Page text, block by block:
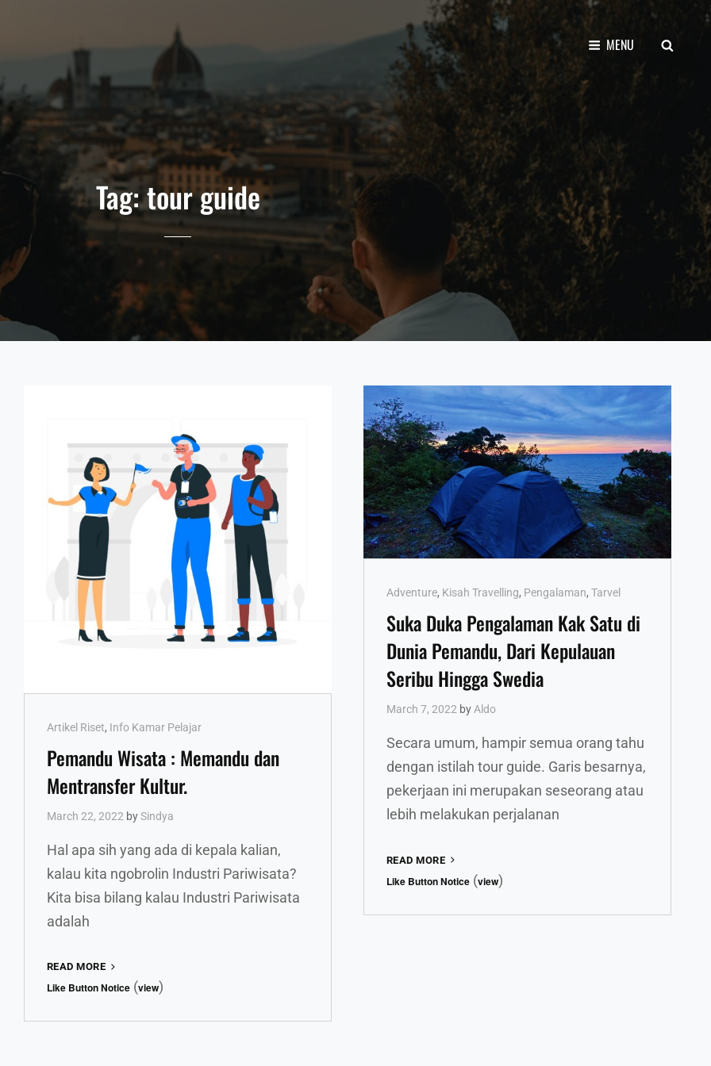
MENU
Tag:tour guide
Cat
Links
Artikel Riset, Info Kamar Pelajar
Pemandu Wisata : Memandu dan
Mentransfer Kultur.
March 22, 2022 bySindya
Hal apa sih yang ada di kepala kalian,
kalau kita ngobrolin Industri Pariwisata?
Kita bisa bilang kalau Industri Pariwisata
adalah
READ MORE
WISATA
Like Button Notice(view)
Cat
Links
Adventure, Kisah Travelling, Pengalaman, Tarvel
Suka Duka Pengalaman Kak Satu di
Dunia Pemandu, Dari Kepulauan
Seribu Hingga Swedia
March 7, 2022 byAldo
Secara umum, hampir semua orang tahu
dengan istilah tour guide. Garis besarnya,
pekerjaan ini merupakan seseorang atau
lebih melakukan perjalanan
READ MORE
DUKA
PENGALAMAN
Like Button Notice(view)